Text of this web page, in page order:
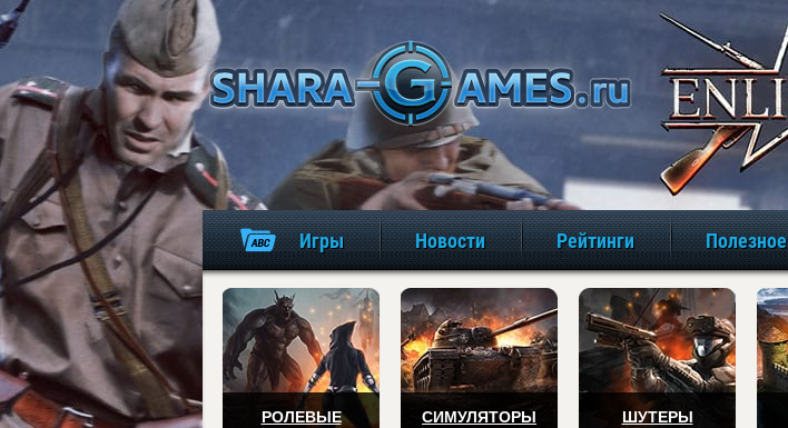
Игры Новости Рейтинги Полезное
РОЛЕВЫЕ СИМУЛЯТОРЫ ШУТЕРЫ